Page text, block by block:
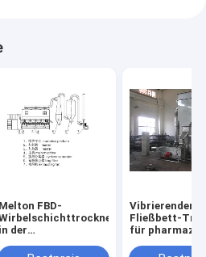
Melton FBD-
in der
Vibrierender
Fließbett-
für
Operations-1-